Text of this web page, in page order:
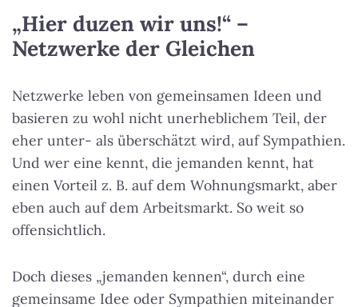
„Hier duzen wir uns!“ –
Netzwerke der Gleichen
Netzwerke leben von gemeinsamen Ideen und
basieren zu wohl nicht unerheblichem Teil, der
eher unter- als überschätzt wird, auf Sympathien.
Und wer eine kennt, die jemanden kennt, hat
einen Vorteil z. B. auf dem Wohnungsmarkt, aber
eben auch auf dem Arbeitsmarkt. So weit so
offensichtlich.
Doch dieses „jemanden kennen“, durch eine
gemeinsame Idee oder Sympathien miteinander